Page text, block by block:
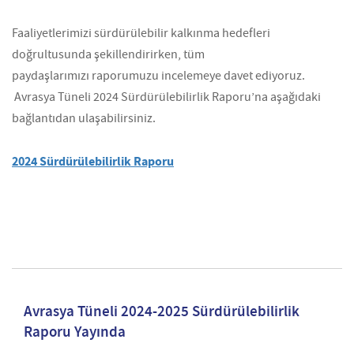
Faaliyetlerimizi sürdürülebilir kalkınma hedefleri
doğrultusunda şekillendirirken, tüm
paydaşlarımızı raporumuzu incelemeye davet ediyoruz.
Avrasya Tüneli 2024 Sürdürülebilirlik Raporu’na aşağıdaki
bağlantıdan ulaşabilirsiniz.
2024 Sürdürülebilirlik Raporu
Avrasya Tüneli 2024-2025 Sürdürülebilirlik
Raporu Yayında